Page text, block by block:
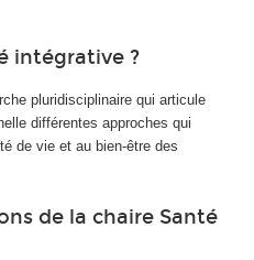
intégrative ?
pluridisciplinaire qui articule
différentes approches qui
de vie et au bien-être des
de la chaire Santé